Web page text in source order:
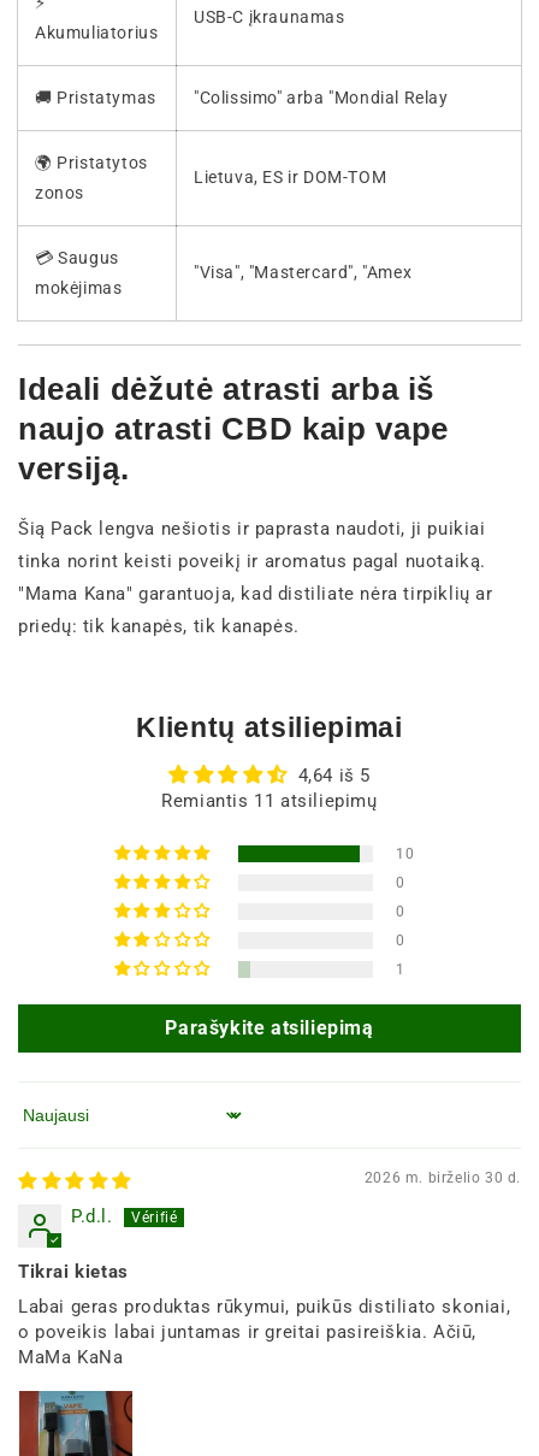
Akumuliatorius
USB-C įkraunamas
🚚 Pristatymas "Colissimo" arba "Mondial Relay
🌍 Pristatytos
zonos
Lietuva, ES ir DOM-TOM
💳 Saugus
mokėjimas
"Visa", "Mastercard", "Amex
Ideali dėžutė atrasti arba iš
naujo atrasti CBD kaip vape
versiją.
Šią Pack lengva nešiotis ir paprasta naudoti, ji puikiai
tinka norint keisti poveikį ir aromatus pagal nuotaiką.
"Mama Kana" garantuoja, kad distiliate nėra tirpiklių ar
priedų: tik kanapės, tik kanapės.
Klientų atsiliepimai
4,64 iš 5
Remiantis 11 atsiliepimų
10
0
0
0
1
Parašykite atsiliepimą
Rūšiuoti pagal
2026 m. birželio 30 d.
P.d.l.
Tikrai kietas
Labai geras produktas rūkymui, puikūs distiliato skoniai,
o poveikis labai juntamas ir greitai pasireiškia. Ačiū,
MaMa KaNa